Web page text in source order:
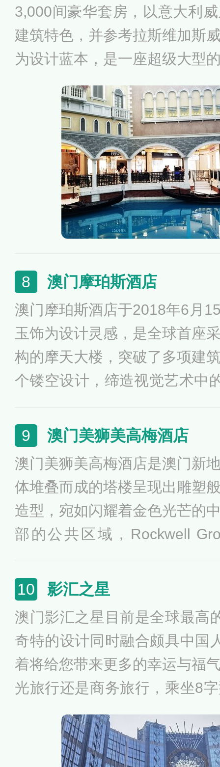
2005年7月15日，在南非德
遗产委员会会议上，包括妈阁
城区被列入《世界遗产名录》
3,000间豪华套房，以意大利
建筑特色，并参考拉斯维加斯
为设计蓝本，是一座超级大型
经常俗称为澳门威尼斯人度
等。度假村酒店由威尼斯人澳
筑特式依照美国拉斯维加斯的
酒店以威尼斯水乡为主题，酒
特色拱桥、小运河及石板路。
8 澳门摩珀斯酒店
澳门摩珀斯酒店于2018年6月
玉饰为设计灵感，是全球首座
构的摩天大楼，突破了多项建
个镂空设计，缔造视觉艺术中
念，突显结构的复杂性，且令
9 澳门美狮美高梅酒店
澳门美狮美高梅酒店是澳门新
体堆叠而成的塔楼呈现出雕塑
造型，宛如闪耀着金色光芒的
部的公共区域，Rockwell
大小的带有玻璃屋顶的中庭（
了私密感和新奇感并存的空间
10 影汇之星
澳门影汇之星目前是全球最高
奇特的设计同时融合颇具中国
着将给您带来更多的幸运与福
光旅行还是商务旅行，乘坐8
体验摩天轮带来的高空刺激感
更美丽的心情。影汇之星有澳
从高度上而言，影汇之星高悬